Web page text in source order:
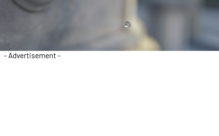
- Advertisement -